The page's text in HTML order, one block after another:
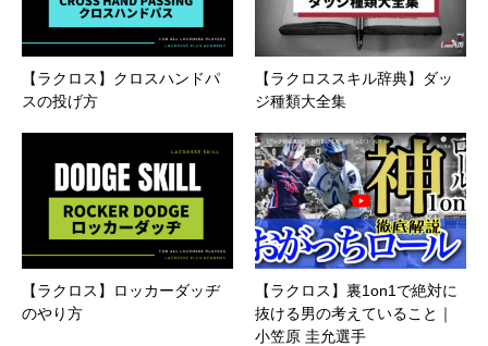
【ラクロス】クロスハンドパ
スの投げ方
【ラクロススキル辞典】ダッ
ジ種類大全集
【ラクロス】ロッカーダッヂ
のやり方
【ラクロス】裏1on1で絶対に
抜ける男の考えていること｜
小笠原 圭允選手